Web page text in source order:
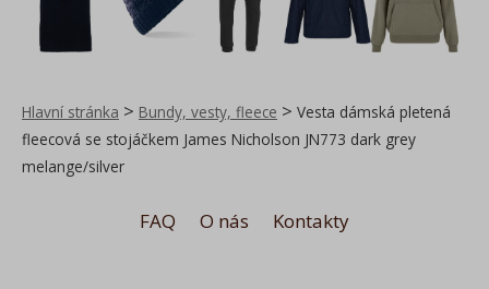
Hlavní stránka > Bundy, vesty, fleece > Vesta dámská pletená
fleecová se stojáčkem James Nicholson JN773 dark grey
melange/silver
FAQ O nás Kontakty